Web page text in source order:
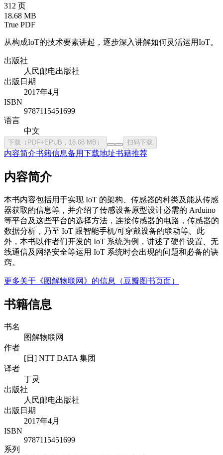
312 页
18.68 MB
True PDF
从构成IoT的技术要素讲起，逐步深入讲解如何灵活运用IoT。
出版社
人民邮电出版社
出版日期
2017年4月
ISBN
9787115451699
语言
中文
下载（PDF+EPUB，18.68 MB） 扫码下载
内容简介书籍信息备用下载地址书籍推荐
内容简介
本书内容包括用于实现 IoT 的架构、传感器的种类及能从传感
器获取的信息等，并介绍了传感设备原型设计必需的 Arduino
等平台及这些平台的选择方法，连接传感器的电路，传感器的
数据分析，乃至 IoT 跟智能手机/可穿戴设备的联动等。此
外，本书以作者们开发的 IoT 系统为例，讲述了硬件设置、无
线通信及网络安全等运用 IoT 系统时会出现的问题和必备的诀
窍。
更多关于《图解物联网》的信息（豆瓣图书页面）
书籍信息
书名
图解物联网
作者
[日] NTT DATA 集团
译者
丁灵
出版社
人民邮电出版社
出版日期
2017年4月
ISBN
9787115451699
系列